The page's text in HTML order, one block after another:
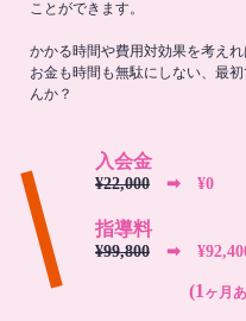
ことができます。
かかる時間や費用対効果を考えれ
お金も時間も無駄にしない、最
んか？
入会金
¥22,000 ➡︎ ¥0
指導料
¥99,800 ➡︎
(1 ヶ月